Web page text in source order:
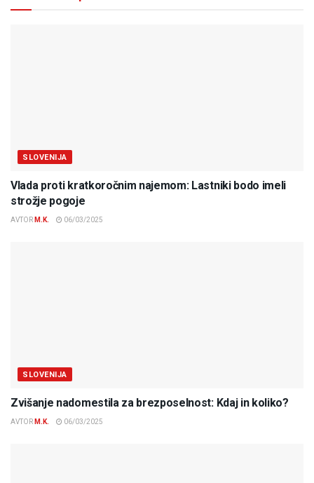
SLOVENIJA
Vlada proti kratkoročnim najemom: Lastniki bodo imeli
strožje pogoje
AVTOR M.K. 06/03/2025
SLOVENIJA
Zvišanje nadomestila za brezposelnost: Kdaj in koliko?
AVTOR M.K. 06/03/2025